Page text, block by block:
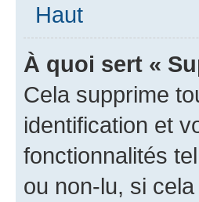
Haut
À quoi sert «
Cela supprime
identification et
fonctionnalités
ou non-lu, si